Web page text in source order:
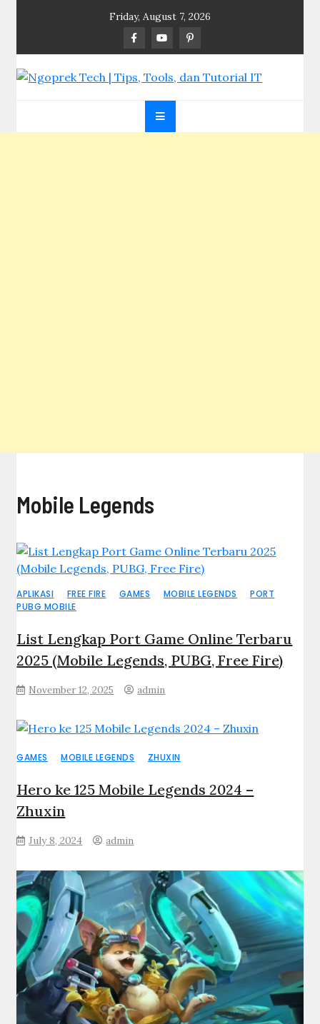
Friday, August 7, 2026
Ngoprek Tech | Tips,
Tools, dan Tutorial IT
Mobile Legends
APLIKASI FREE FIRE GAMES MOBILE LEGENDS
PORT
PUBG MOBILE
List Lengkap Port Game Online Terbaru
2025 (Mobile Legends, PUBG, Free Fire)
November 12, 2025 admin
GAMES MOBILE LEGENDS ZHUXIN
Hero ke 125 Mobile Legends 2024 –
Zhuxin
July 8, 2024 admin